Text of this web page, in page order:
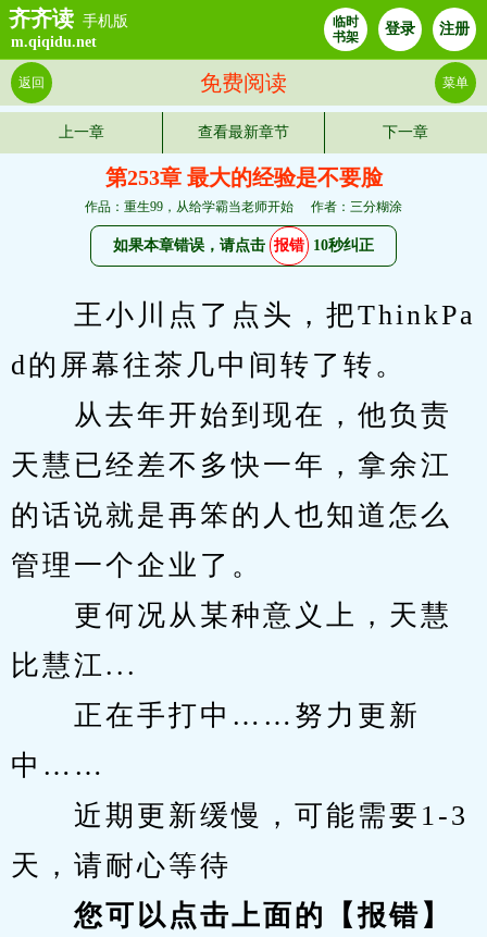
齐齐读 手机版
m.qiqidu.net
临时
书架
登录 注册
免费阅读
返回 菜单
上一章 查看最新章节 下一章
第253章 最大的经验是不要脸
作品：重生99，从给学霸当老师开始 作者：三分糊涂
如果本章错误，请点击 报错 10秒纠正
王小川点了点头，把ThinkPa
d的屏幕往茶几中间转了转。
从去年开始到现在，他负责
天慧已经差不多快一年，拿余江
的话说就是再笨的人也知道怎么
管理一个企业了。
更何况从某种意义上，天慧
比慧江...
正在手打中……努力更新
中……
近期更新缓慢，可能需要1-3
天，请耐心等待
您可以点击上面的【报错】